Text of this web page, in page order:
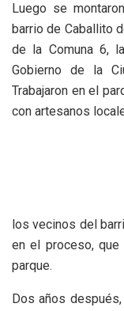
Luego se
barrio de Caballito
de la Comuna 6,
Gobierno de la
Trabajaron en el
con artesanos
los vecinos del
en el proceso, que
parque.
Dos años